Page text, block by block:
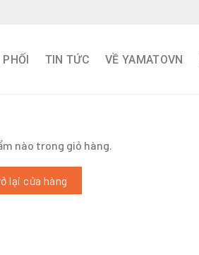
TIN TỨC VỀ YAMATOVN
nào trong giỏ hàng.
lại cửa hàng